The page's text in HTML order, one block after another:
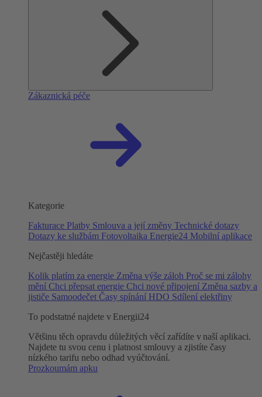
Zákaznická péče
Kategorie
Fakturace Platby Smlouva a její změny Technické dotazy
Dotazy ke službám Fotovoltaika Energie24 Mobilní aplikace
Nejčastěji hledáte
Kolik platím za energie Změna výše záloh Proč se mi zálohy
mění Chci přepsat energie Chci nové připojení Změna sazby a
jističe Samoodečet Časy spínání HDO Sdílení elektřiny
To podstatné najdete v Energii24
Většinu těch opravdu důležitých věcí zařídíte v naší aplikaci.
Najdete tu svou cenu i platnost smlouvy a zjistíte časy
nízkého tarifu nebo odhad vyúčtování.
Prozkoumám apku